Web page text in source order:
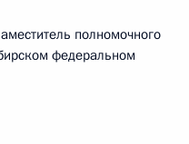
полномочного
федеральном